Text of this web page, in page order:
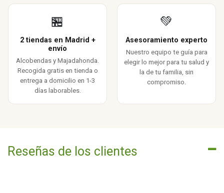
🏪
2 tiendas en Madrid +
envío
Alcobendas y Majadahonda.
Recogida gratis en tienda o
entrega a domicilio en 1-3
días laborables.
💚
Asesoramiento experto
Nuestro equipo te guía para
elegir lo mejor para tu salud y
la de tu familia, sin
compromiso.
Reseñas de los clientes